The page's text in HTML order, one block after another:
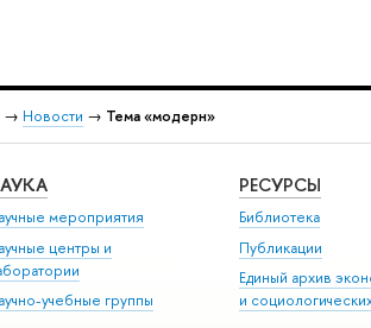
→ Новости → Тема «модерн»
мероприятия
центры и
учебные группы
РЕСУРСЫ
Библиотека
Публикации
Единый архив
и